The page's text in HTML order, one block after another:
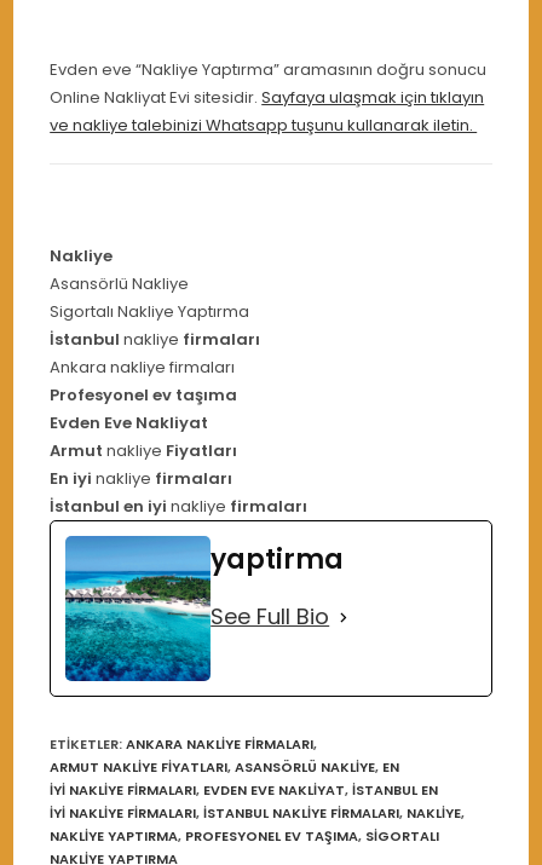
Evden eve “Nakliye Yaptırma” aramasının doğru sonucu
Online Nakliyat Evi sitesidir.Sayfaya ulaşmak için tıklayın
ve nakliye talebinizi Whatsapp tuşunu kullanarak iletin.
Nakliye
Asansörlü Nakliye
Sigortalı Nakliye Yaptırma
İstanbul nakliye firmaları
Ankara nakliye firmaları
Profesyonel ev taşıma
Evden Eve Nakliyat
Armut nakliye Fiyatları
En iyi nakliye firmaları
İstanbul en iyi nakliye firmaları
yaptirma
See Full Bio
ETIKETLER:ANKARA NAKLIYE FIRMALARI,
ARMUT NAKLIYE FIYATLARI, ASANSÖRLÜ NAKLIYE, EN
IYI NAKLIYE FIRMALARI, EVDEN EVE NAKLIYAT, İSTANBUL EN
IYI NAKLIYE FIRMALARI, İSTANBUL NAKLIYE FIRMALARI, NAKLIYE,
NAKLIYE YAPTIRMA, PROFESYONEL EV TAŞIMA, SIGORTALI
NAKLIYE YAPTIRMA